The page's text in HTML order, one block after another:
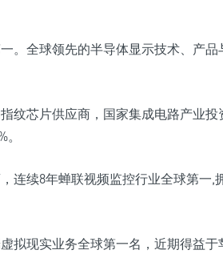
。全球领先的半导体显示技术、产品
纹芯片供应商，国家集成电路产业投
连续8年蝉联视频监控行业全球第一,
拟现实业务全球第一名，近期得益于